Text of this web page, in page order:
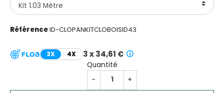
RéférenceID-CLOPANKITCLOBOISID43
3X 4X 3 x 34,61 €
Quantité
- +